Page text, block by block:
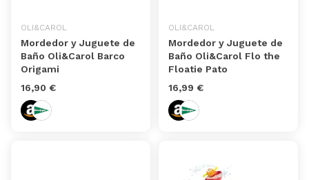
OLI&CAROL
Mordedor y Juguete de
Baño Oli&Carol Barco
Origami
16,90 €
OLI&CAROL
Mordedor y Juguete de
Baño Oli&Carol Flo the
Floatie Pato
16,99 €